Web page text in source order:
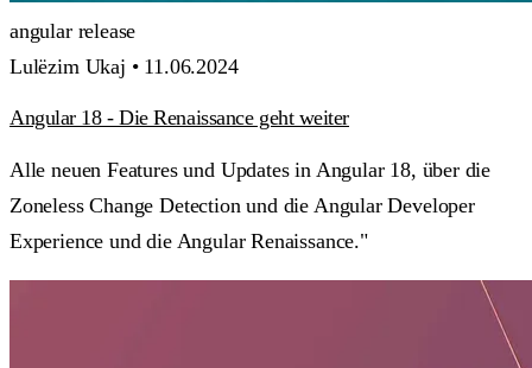
angular release
Lulëzim Ukaj • 11.06.2024
Angular 18 - Die Renaissance geht weiter
Alle neuen Features und Updates in Angular 18, über die
Zoneless Change Detection und die Angular Developer
Experience und die Angular Renaissance."